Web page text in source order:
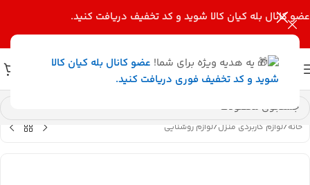
یه هدیه ویژه برای شما! عضو کانال بله کیان کالا
شوید و کد تخفیف فوری دریافت کنید.
عضو کانال بله کیان کالا شوید و کد تخفیف دریافت کنید.
خانه/لوازم کاربردی منزل/لوازم روشنایی